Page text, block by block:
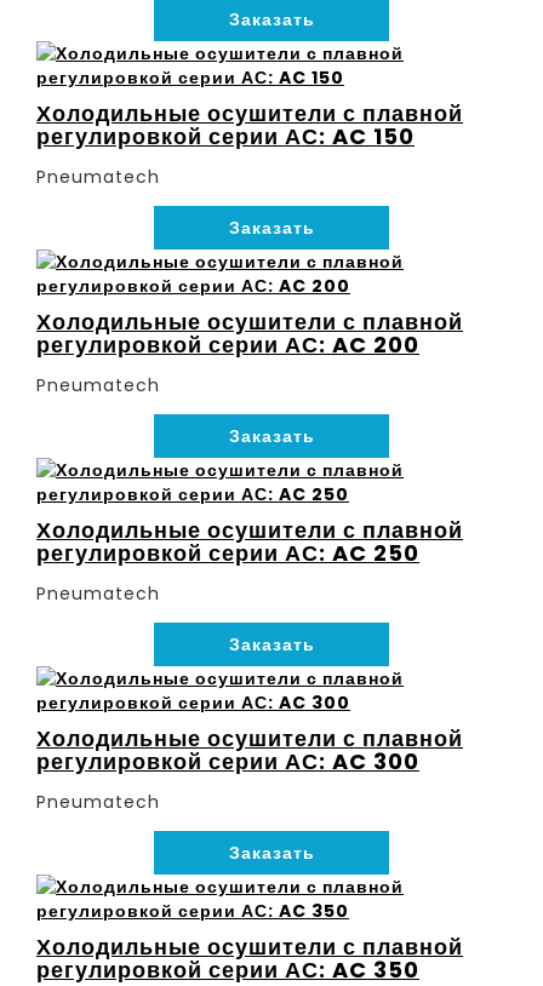
Заказать
Холодильные осушители с плавной
регулировкой серии АС: AC 150
Pneumatech
Заказать
Холодильные осушители с плавной
регулировкой серии АС: AC 200
Pneumatech
Заказать
Холодильные осушители с плавной
регулировкой серии АС: AC 250
Pneumatech
Заказать
Холодильные осушители с плавной
регулировкой серии АС: AC 300
Pneumatech
Заказать
Холодильные осушители с плавной
регулировкой серии АС: AC 350